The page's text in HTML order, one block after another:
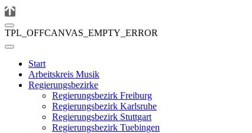
TPL_OFFCANVAS_EMPTY_ERROR
Start
Arbeitskreis Musik
Regierungsbezirke
Regierungsbezirk Freiburg
Regierungsbezirk Karlsruhe
Regierungsbezirk Stuttgart
Regierungsbezirk Tuebingen